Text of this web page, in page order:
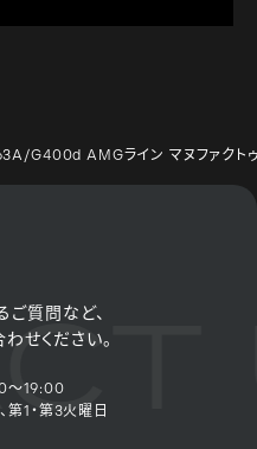
G400d AMGライン マヌファク
ご質問など、
せください。
～19:00
1・第3火曜日